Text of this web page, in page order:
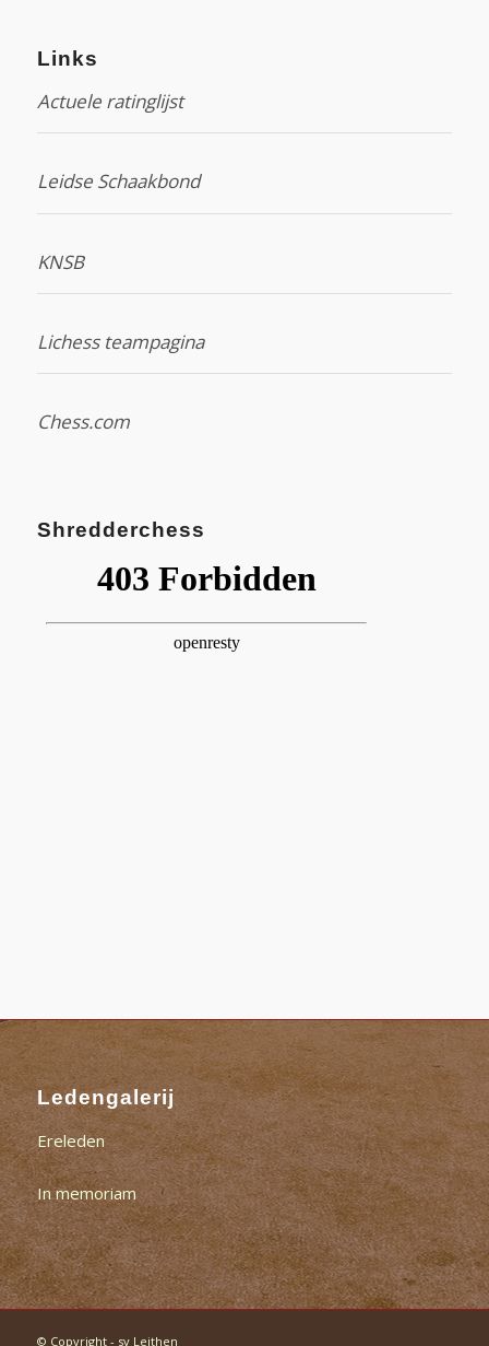
Links
Actuele ratinglijst
Leidse Schaakbond
KNSB
Lichess teampagina
Chess.com
Shredderchess
Ledengalerij
Ereleden
In memoriam
© Copyright - sv Leithen